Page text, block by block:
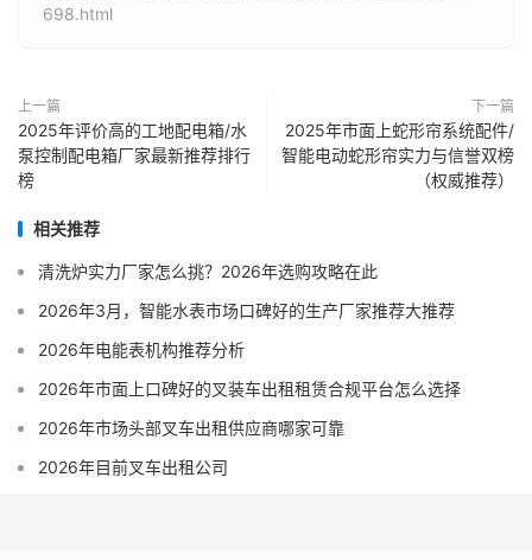
698.html
上一篇
2025年评价高的工地配电箱/水
泵控制配电箱厂家最新推荐排行
榜
下一篇
2025年市面上蛇形帘系统配件/
智能电动蛇形帘实力与信誉双榜
（权威推荐）
相关推荐
清洗炉实力厂家怎么挑？2026年选购攻略在此
2026年3月，智能水表市场口碑好的生产厂家推荐大推荐
2026年电能表机构推荐分析
2026年市面上口碑好的叉装车出租租赁合规平台怎么选择
2026年市场头部叉车出租供应商哪家可靠
2026年目前叉车出租公司